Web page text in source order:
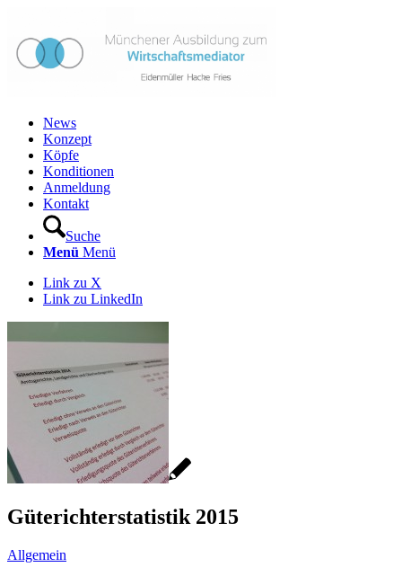
News
Konzept
Köpfe
Konditionen
Anmeldung
Kontakt
Suche
Menü Menü
Link zu X
Link zu LinkedIn
Güterichterstatistik 2015
Allgemein